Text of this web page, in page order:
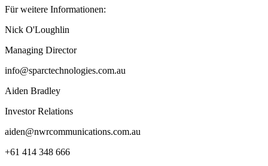
Für weitere Informationen:
Nick O'Loughlin
Managing Director
info@sparctechnologies.com.au
Aiden Bradley
Investor Relations
aiden@nwrcommunications.com.au
+61 414 348 666